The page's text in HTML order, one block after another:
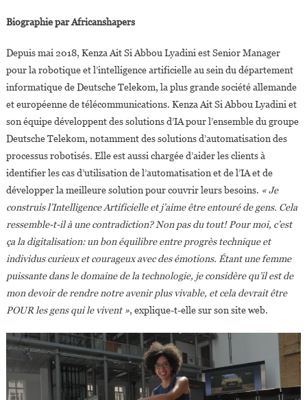
Biographie par Africanshapers
Depuis mai 2018, Kenza Ait Si Abbou Lyadini est Senior Manager
pour la robotique et l’intelligence artificielle au sein du département
informatique de Deutsche Telekom, la plus grande société allemande
et européenne de télécommunications. Kenza Ait Si Abbou Lyadini et
son équipe développent des solutions d’IA pour l’ensemble du groupe
Deutsche Telekom, notamment des solutions d’automatisation des
processus robotisés. Elle est aussi chargée d’aider les clients à
identifier les cas d’utilisation de l’automatisation et de l’IA et de
développer la meilleure solution pour couvrir leurs besoins. « Je
construis l’Intelligence Artificielle et j’aime être entouré de gens. Cela
ressemble-t-il à une contradiction? Non pas du tout! Pour moi, c’est
ça la digitalisation: un bon équilibre entre progrès technique et
individus curieux et courageux avec des émotions. Étant une femme
puissante dans le domaine de la technologie, je considère qu’il est de
mon devoir de rendre notre avenir plus vivable, et cela devrait être
POUR les gens qui le vivent », explique-t-elle sur son site web.